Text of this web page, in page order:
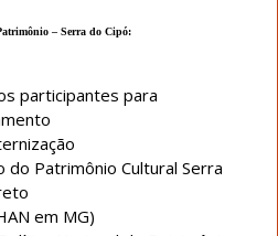
– Serra do Cipó:
participantes para
do Patrimônio Cultural Serra
em MG)